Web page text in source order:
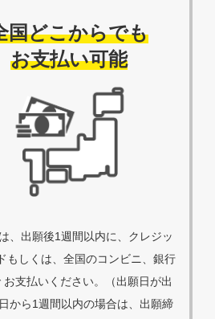
国どこからでも
お支払い可能
、出願後1週間以内に、クレジッ
もしくは、全国のコンビニ、銀行
お支払いください。（出願日が出
から1週間以内の場合は、出願締